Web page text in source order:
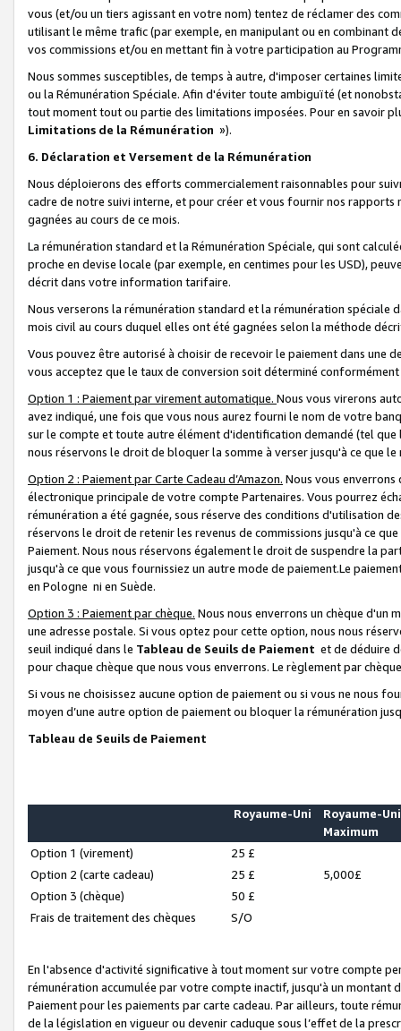
vous (et/ou un tiers agissant en votre nom) tentez de réclamer des
utilisant le même trafic (par exemple, en manipulant ou en combinant
vos commissions et/ou en mettant fin à votre participation au
Nous sommes susceptibles, de temps à autre, d'imposer certaines
ou la Rémunération Spéciale. Afin d'éviter toute ambiguïté (et
tout moment tout ou partie des limitations imposées. Pour en savoir
Limitations de la Rémunération »).
6. Déclaration et Versement de la Rémunération
Nous déploierons des efforts commercialement raisonnables pour
cadre de notre suivi interne, et pour créer et vous fournir nos
gagnées au cours de ce mois.
La rémunération standard et la Rémunération Spéciale, qui sont
proche en devise locale (par exemple, en centimes pour les USD),
décrit dans votre information tarifaire.
Nous verserons la rémunération standard et la rémunération spéciale
mois civil au cours duquel elles ont été gagnées selon la méthode
Vous pouvez être autorisé à choisir de recevoir le paiement dans une
vous acceptez que le taux de conversion soit déterminé
Option 1 : Paiement par virement automatique. Nous vous virerons
avez indiqué, une fois que vous nous aurez fourni le nom de votre
sur le compte et toute autre élément d'identification demandé (tel que
nous réservons le droit de bloquer la somme à verser jusqu'à ce que
Option 2 : Paiement par Carte Cadeau d’Amazon. Nous vous
électronique principale de votre compte Partenaires. Vous pourrez
rémunération a été gagnée, sous réserve des conditions d'utilisation
réservons le droit de retenir les revenus de commissions jusqu'à ce
Paiement. Nous nous réservons également le droit de suspendre la
jusqu'à ce que vous fournissiez un autre mode de paiement.Le
en Pologne ni en Suède.
Option 3 : Paiement par chèque. Nous nous enverrons un chèque d'un
une adresse postale. Si vous optez pour cette option, nous nous
seuil indiqué dans le Tableau de Seuils de Paiement et de déduire
pour chaque chèque que nous vous enverrons. Le règlement par
Si vous ne choisissez aucune option de paiement ou si vous ne nous
moyen d’une autre option de paiement ou bloquer la rémunération
Tableau de Seuils de Paiement
Royaume-Uni
Royaume-Uni
Maximum
Option 1 (virement)
25 £
Option 2 (carte cadeau)
25 £
5,000£
Option 3 (chèque)
50 £
Frais de traitement des chèques
S/O
En l'absence d'activité significative à tout moment sur votre compte
rémunération accumulée par votre compte inactif, jusqu'à un montant
Paiement pour les paiements par carte cadeau. Par ailleurs, toute
de la législation en vigueur ou devenir caduque sous l’effet de la